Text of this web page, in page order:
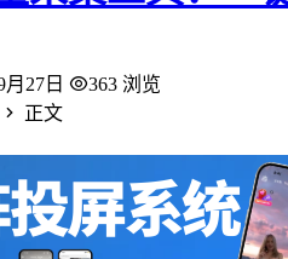
月27日
363 浏览
正文